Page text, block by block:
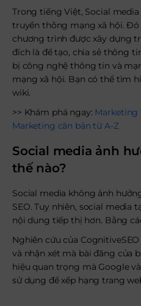
Trong tiếng Việt, Social
truyền thông mạng xã hội. Đó
chương trình được xây dựng
đích là để tạo, chia sẻ thông
bị công nghệ thông tin và
mạng xã hội. Bạn có thể tìm
wiki.
>> Khám phá ngay: Marketing
Marketing căn bản từ A-Z
Social media ảnh
thế nào?
Social media không ảnh
SEO. Tuy nhiên, social media
nội dung tiếp thị hơn. Bằng
Nghiên cứu của
và nhận xét mà bài đăng của
hiệu quan trọng mà Google
sử dụng để xếp hạng trang